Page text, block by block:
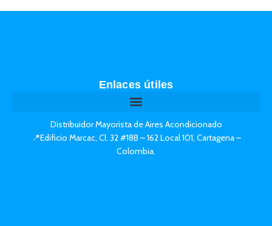
Enlaces útiles
Distribuidor Mayorista de Aires Acondicionado
📍Edificio Marcac, Cl. 32 #18B – 162 Local 101, Cartagena –
Colombia.